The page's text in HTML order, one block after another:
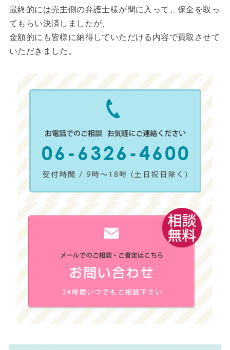
最終的には売主側の弁護士様が間に入って、保全を取っ
てもらい決済しましたが、
金額的にも皆様に納得していただける内容で買取させて
いただきました。